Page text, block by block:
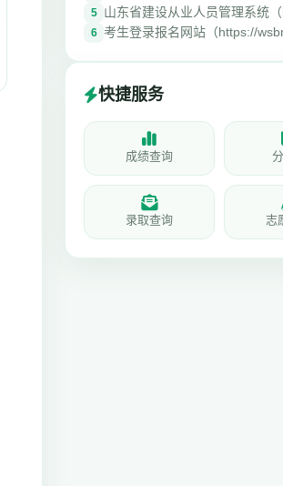
5 山东省建设从业人员管理系统
6 考生登录报名网站（https://
快捷服务
成绩查询
录取查询 志